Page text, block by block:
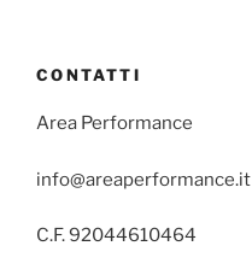
CONTATTI
Area Performance
info@areaperformance.it
C.F. 92044610464